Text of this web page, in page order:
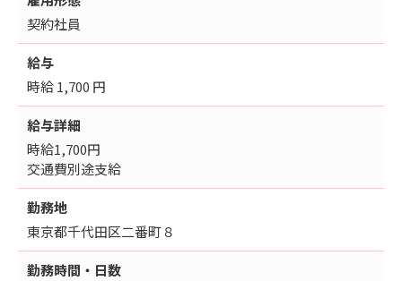
契約社員
給与
時給 1,700 円
給与詳細
時給1,700円
交通費別途支給
勤務地
東京都千代田区二番町８
勤務時間・日数